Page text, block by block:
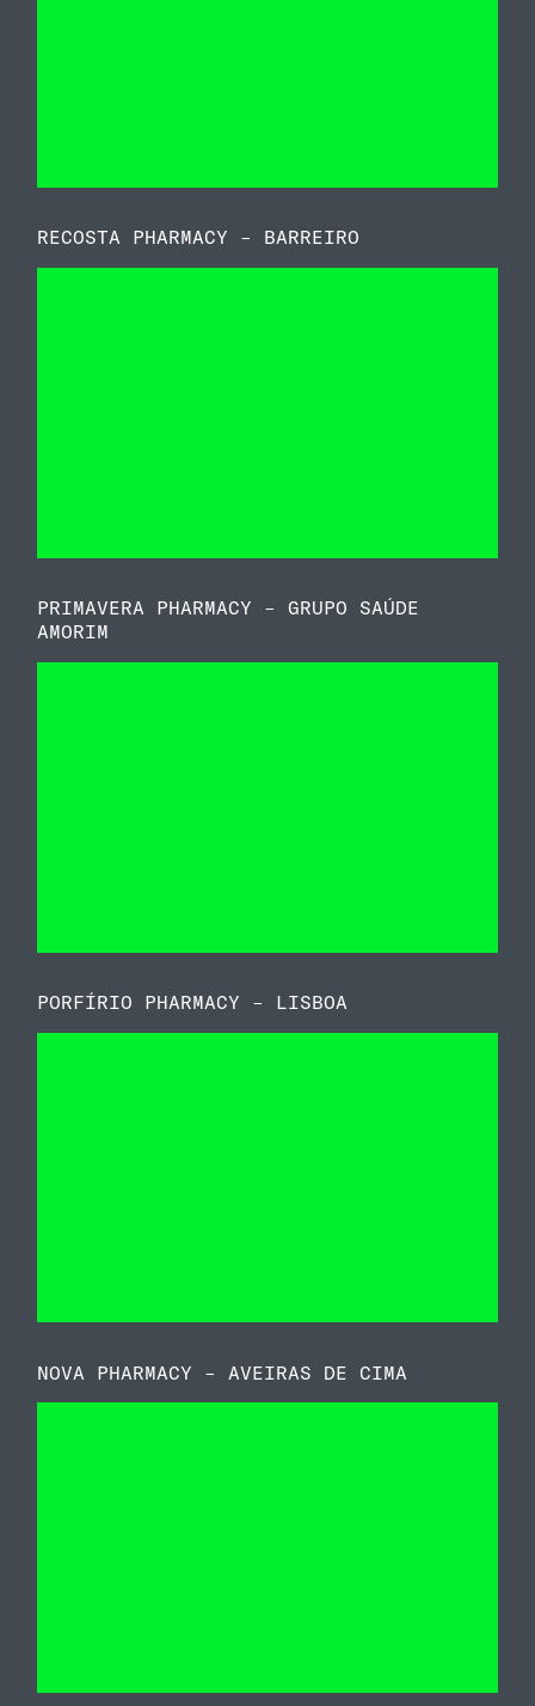
RECOSTA PHARMACY – BARREIRO
PRIMAVERA PHARMACY – GRUPO SAÚDE
AMORIM
PORFÍRIO PHARMACY – LISBOA
NOVA PHARMACY – AVEIRAS DE CIMA